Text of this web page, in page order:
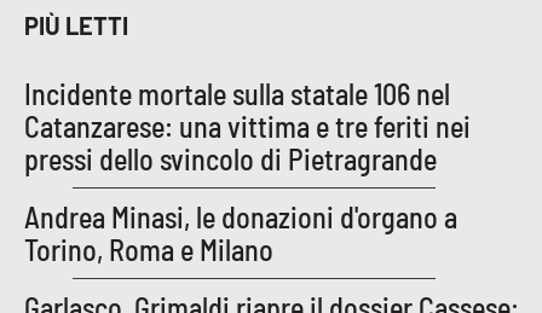
PIÙ LETTI
Incidente mortale sulla statale 106 nel
Catanzarese: una vittima e tre feriti nei
pressi dello svincolo di Pietragrande
Andrea Minasi, le donazioni d'organo a
Torino, Roma e Milano